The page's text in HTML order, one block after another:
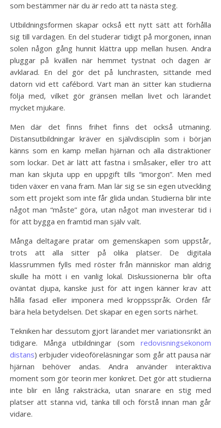
som bestämmer när du är redo att ta nästa steg.
Utbildningsformen skapar också ett nytt sätt att förhålla
sig till vardagen. En del studerar tidigt på morgonen, innan
solen någon gång hunnit klättra upp mellan husen. Andra
pluggar på kvällen när hemmet tystnat och dagen är
avklarad. En del gör det på lunchrasten, sittande med
datorn vid ett cafébord. Vart man än sitter kan studierna
följa med, vilket gör gränsen mellan livet och lärandet
mycket mjukare.
Men där det finns frihet finns det också utmaning.
Distansutbildningar kräver en självdisciplin som i början
känns som en kamp mellan hjärnan och alla distraktioner
som lockar. Det är lätt att fastna i småsaker, eller tro att
man kan skjuta upp en uppgift tills “imorgon”. Men med
tiden växer en vana fram. Man lär sig se sin egen utveckling
som ett projekt som inte får glida undan. Studierna blir inte
något man “måste” göra, utan något man investerar tid i
för att bygga en framtid man själv valt.
Många deltagare pratar om gemenskapen som uppstår,
trots att alla sitter på olika platser. De digitala
klassrummen fylls med röster från människor man aldrig
skulle ha mött i en vanlig lokal. Diskussionerna blir ofta
oväntat djupa, kanske just för att ingen känner krav att
hålla fasad eller imponera med kroppsspråk. Orden får
bära hela betydelsen. Det skapar en egen sorts närhet.
Tekniken har dessutom gjort lärandet mer variationsrikt än
tidigare. Många utbildningar (som redovisningsekonom
distans) erbjuder videoföreläsningar som går att pausa när
hjärnan behöver andas. Andra använder interaktiva
moment som gör teorin mer konkret. Det gör att studierna
inte blir en lång raksträcka, utan snarare en stig med
platser att stanna vid, tänka till och förstå innan man går
vidare.